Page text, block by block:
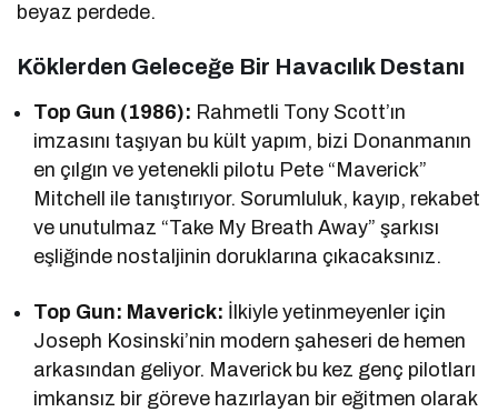
beyaz perdede.
Köklerden Geleceğe Bir Havacılık Destanı
Top Gun (1986): Rahmetli Tony Scott’ın
imzasını taşıyan bu kült yapım, bizi Donanmanın
en çılgın ve yetenekli pilotu Pete “Maverick”
Mitchell ile tanıştırıyor. Sorumluluk, kayıp, rekabet
ve unutulmaz “Take My Breath Away” şarkısı
eşliğinde nostaljinin doruklarına çıkacaksınız.
Top Gun: Maverick: İlkiyle yetinmeyenler için
Joseph Kosinski’nin modern şaheseri de hemen
arkasından geliyor. Maverick bu kez genç pilotları
imkansız bir göreve hazırlayan bir eğitmen olarak